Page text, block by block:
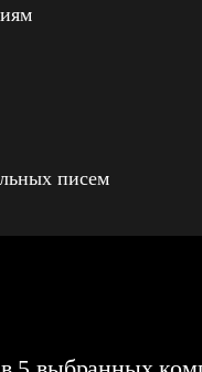
писем